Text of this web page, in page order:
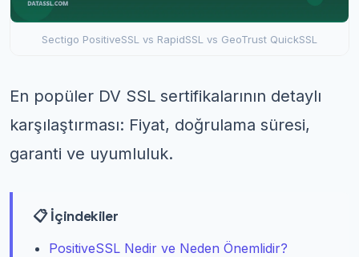
Sectigo PositiveSSL vs RapidSSL vs GeoTrust QuickSSL
En popüler DV SSL sertifikalarının detaylı
karşılaştırması: Fiyat, doğrulama süresi,
garanti ve uyumluluk.
📋 İçindekiler
PositiveSSL Nedir ve Neden Önemlidir?